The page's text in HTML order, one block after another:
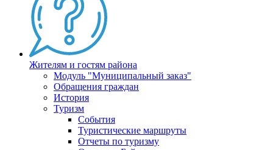
Жителям и гостям района
Модуль "Муниципальный заказ"
Обращения граждан
История
Туризм
События
Туристические маршруты
Отчеты по туризму